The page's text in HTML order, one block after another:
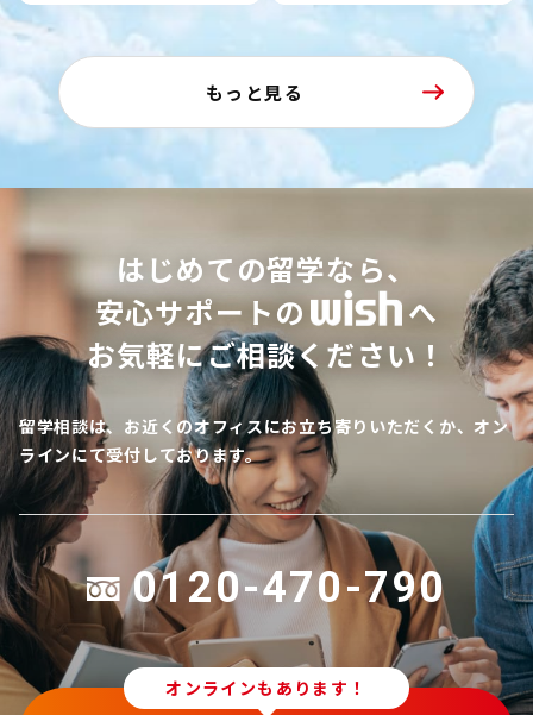
もっと見る
はじめての留学なら、
安心サポートの
へ
お気軽にご相談ください！
留学相談は、お近くのオフィスにお立ち寄りいただくか、オン
ラインにて受付しております。
0120-470-790
オンラインもあります！